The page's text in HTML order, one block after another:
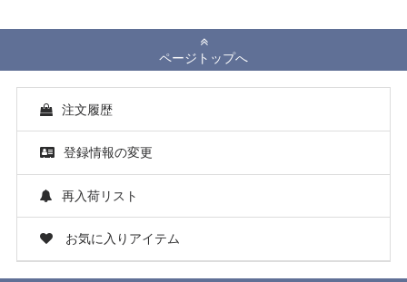
ページトップへ
注文履歴
登録情報の変更
再入荷リスト
お気に入りアイテム